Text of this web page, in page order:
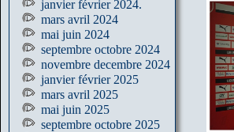
janvier février 2024.
mars avril 2024
mai juin 2024
septembre octobre 2024
novembre decembre 2024
janvier février 2025
mars avril 2025
mai juin 2025
septembre octobre 2025